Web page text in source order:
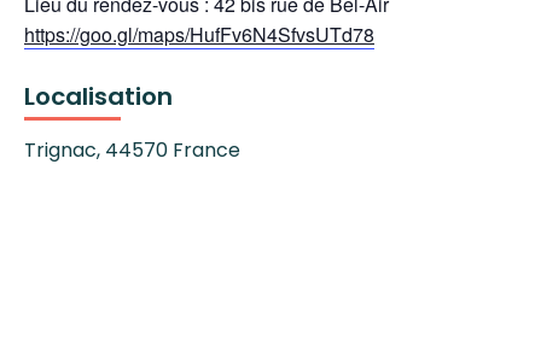
https://goo.gl/maps/HufFv6N4SfvsUTd78
Localisation
Trignac, 44570 France